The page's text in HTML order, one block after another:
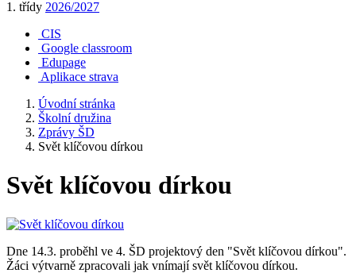
1. třídy 2026/2027
CIS
Google classroom
Edupage
Aplikace strava
Úvodní stránka
Školní družina
Zprávy ŠD
Svět klíčovou dírkou
Svět klíčovou dírkou
Dne 14.3. proběhl ve 4. ŠD projektový den "Svět klíčovou dírkou".
Žáci výtvarně zpracovali jak vnímají svět klíčovou dírkou.